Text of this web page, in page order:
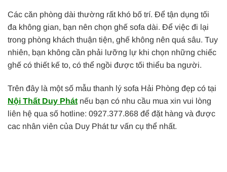
Các căn phòng dài thường rất khó bố trí. Để tận dụng tối
đa không gian, bạn nên chọn ghế sofa dài. Để việc đi lại
trong phòng khách thuận tiện, ghế không nên quá sâu. Tuy
nhiên, bạn không cần phải lưỡng lự khi chọn những chiếc
ghế có thiết kế to, có thể ngồi được tối thiểu ba người.
Trên đây là một số mẫu thanh lý sofa Hải Phòng đẹp có tại
Nội Thất Duy Phát nếu bạn có nhu cầu mua xin vui lòng
liên hệ qua số hotline: 0927.377.868 để đặt hàng và được
cac nhân viên của Duy Phát tư vấn cụ thể nhất.